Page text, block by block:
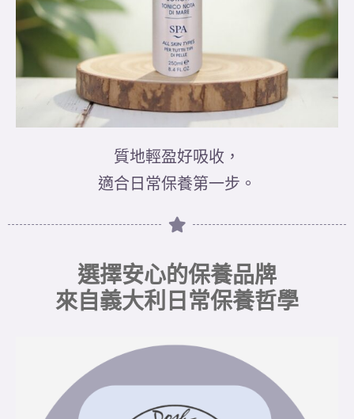
質地輕盈好吸收，
適合日常保養第一步。
選擇安心的保養品牌
來自義大利日常保養哲學